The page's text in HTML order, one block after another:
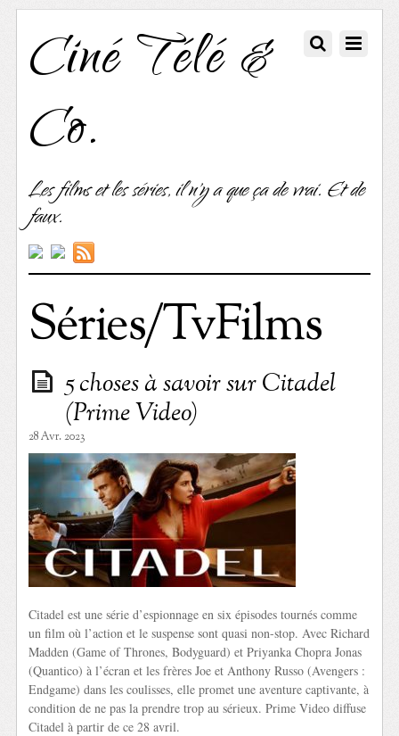
Ciné Télé &
Co.
Les films et les séries, il n'y a que ça de vrai. Et de
faux.
Séries/TvFilms
5 choses à savoir sur Citadel
(Prime Video)
28 Avr. 2023
Citadel est une série d’espionnage en six épisodes tournés comme
un film où l’action et le suspense sont quasi non-stop. Avec Richard
Madden (Game of Thrones, Bodyguard) et Priyanka Chopra Jonas
(Quantico) à l’écran et les frères Joe et Anthony Russo (Avengers :
Endgame) dans les coulisses, elle promet une aventure captivante, à
condition de ne pas la prendre trop au sérieux. Prime Video diffuse
Citadel à partir de ce 28 avril.